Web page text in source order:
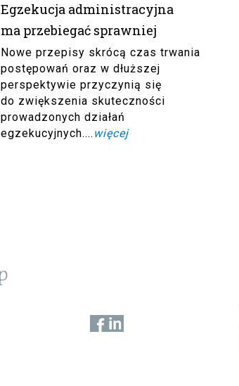
Egzekucja administracyjna
ma przebiegać sprawniej
Nowe przepisy skrócą czas trwania
postępowań oraz w dłuższej
perspektywie przyczynią się
do zwiększenia skuteczności
prowadzonych działań
egzekucyjnych.... więcej